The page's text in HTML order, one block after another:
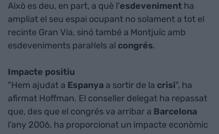
Això es deu, en part, a què l'esdeveniment ha
ampliat el seu espai ocupant no solament a tot el
recinte Gran Via, sinó també a Montjuïc amb
esdeveniments paral·lels al congrés.
Impacte positiu
"Hem ajudat a Espanya a sortir de la crisi", ha
afirmat Hoffman. El conseller delegat ha repassat
que, des que el congrés va arribar a Barcelona
l'any 2006, ha proporcionat un impacte econòmic